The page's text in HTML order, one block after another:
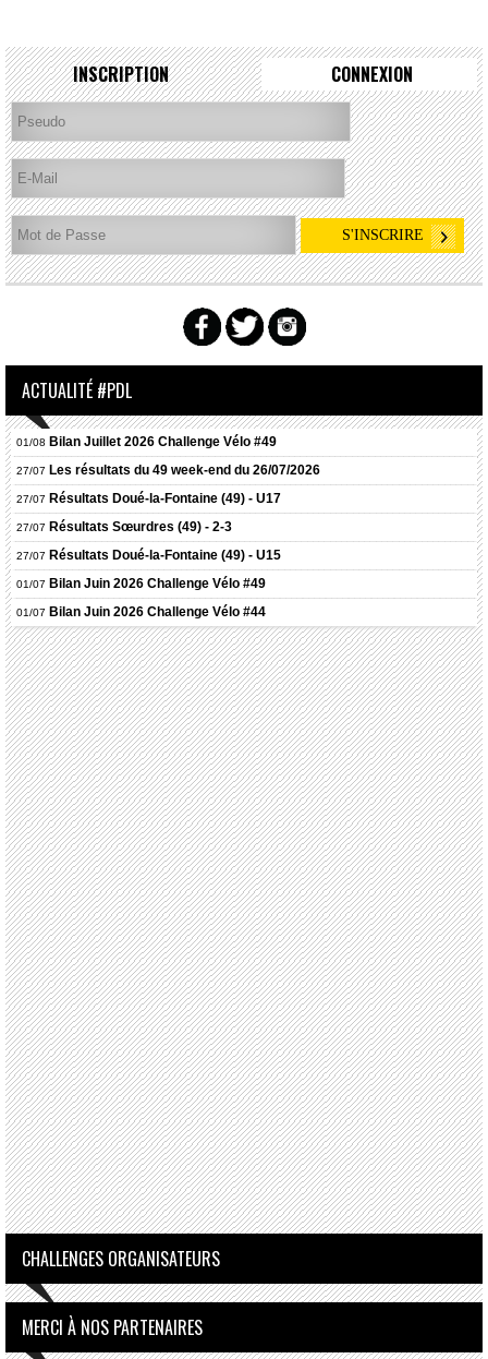
INSCRIPTION CONNEXION
ACTUALITÉ #PDL
01/08 Bilan Juillet 2026 Challenge Vélo #49
27/07 Les résultats du 49 week-end du 26/07/2026
27/07 Résultats Doué-la-Fontaine (49) - U17
27/07 Résultats Sœurdres (49) - 2-3
27/07 Résultats Doué-la-Fontaine (49) - U15
01/07 Bilan Juin 2026 Challenge Vélo #49
01/07 Bilan Juin 2026 Challenge Vélo #44
CHALLENGES ORGANISATEURS
MERCI À NOS PARTENAIRES